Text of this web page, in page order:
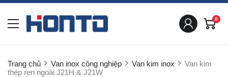
0
Trang chủ Van inox công nghiệp Van kim inox
Van kim
thép ren ngoài J21H & J21W